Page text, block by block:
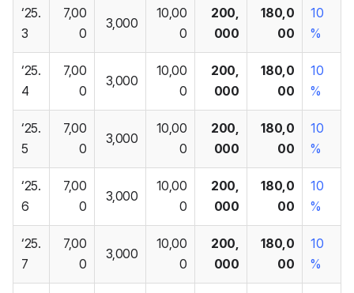
‘25.
3
7,00
0
3,000
10,00
0
200,
000
180,0
00
10
%
‘25.
4
7,00
0
3,000
10,00
0
200,
000
180,0
00
10
%
‘25.
5
7,00
0
3,000
10,00
0
200,
000
180,0
00
10
%
‘25.
6
7,00
0
3,000
10,00
0
200,
000
180,0
00
10
%
‘25.
7
7,00
0
3,000
10,00
0
200,
000
180,0
00
10
%